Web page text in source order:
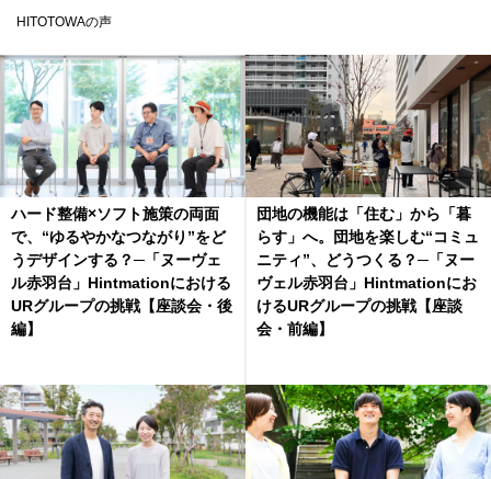
HITOTOWAの声
ハード整備×ソフト施策の両面
で、“ゆるやかなつながり”をど
うデザインする？─「ヌーヴェ
ル赤羽台」Hintmationにおける
URグループの挑戦【座談会・後
編】
団地の機能は「住む」から「暮
らす」へ。団地を楽しむ“コミュ
ニティ”、どうつくる？─「ヌー
ヴェル赤羽台」Hintmationにお
けるURグループの挑戦【座談
会・前編】